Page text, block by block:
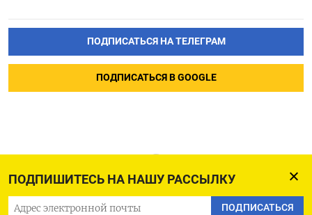
ПОДПИШИТЕСЬ НА НАШУ РАССЫЛКУ
ПОДПИСАТЬСЯ
ПОДПИСАТЬСЯ НА ТЕЛЕГРАМ
ПОДПИСАТЬСЯ В GOOGLE